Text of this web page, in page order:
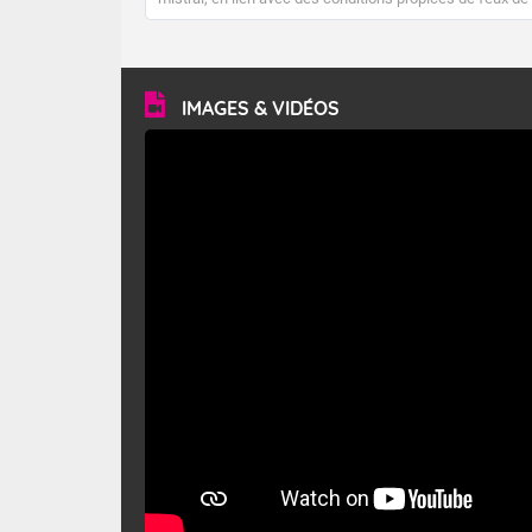
forêt. Mais qu'est-ce que le mistral ? Quelles sont ses
vitesse moyenne de 50 km/h et atteindre 80 à 100 km/h
en rafales, parfois davantage. Il parcourt la basse vallée
du Rhône et la Provence et envahit le littoral
méditerranéen à partir de la Camargue.
IMAGES & VIDÉOS